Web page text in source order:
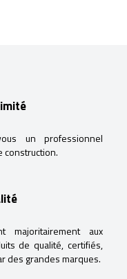
un professionnel
construction.
majoritairement aux
de qualité, certifiés,
des grandes marques.